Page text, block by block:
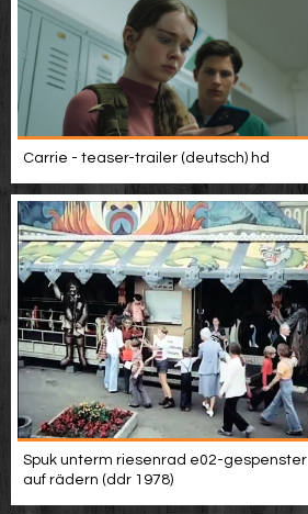
Carrie - teaser-trailer (deutsch) hd
Spuk unterm riesenrad e02-gespenster
auf rädern (ddr 1978)